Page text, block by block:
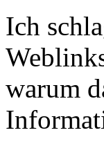
Ich
warum